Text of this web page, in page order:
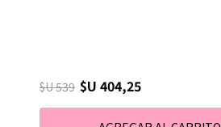
$U 539 $U 404,25